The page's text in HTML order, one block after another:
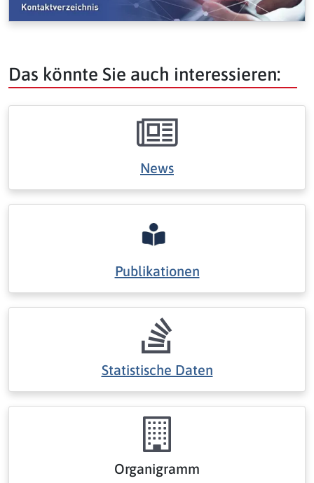
Das könnte Sie auch interessieren:
News
Publikationen
Statistische Daten
Organigramm